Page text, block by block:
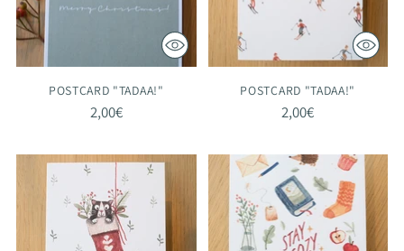
POSTCARD "TADAA!"
2,00€
POSTCARD "TADAA!"
2,00€